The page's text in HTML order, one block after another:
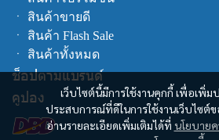
เว็บไซต์นี้มีการใช้งานคุกกี้ เพื่อเพิ่
ประสบการณ์ที่ดีในการใช้งานเว็บไซต์
อ่านรายละเอียดเพิ่มเติมได้ที่ นโยบาย
ㆍ สินค้าขายดี
ㆍ สินค้า Flash Sale
ㆍ สินค้าทั้งหมด
ช็อปตามแบรนด์
คูปอง